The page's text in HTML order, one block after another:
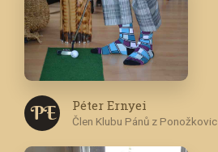
P E Péter Ernyei
Člen Klubu Pánů z Ponožkovic